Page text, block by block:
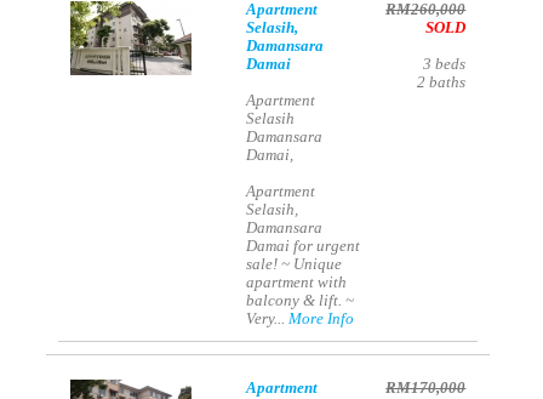
Apartment
Selasih,
Damansara
Damai
Apartment
Selasih
Damansara
Damai,
Apartment
Selasih,
Damansara
Damai for urgent
sale! ~ Unique
apartment with
balcony & lift. ~
Very...More Info
RM260,000
SOLD
3 beds
2 baths
Apartment
RM170,000